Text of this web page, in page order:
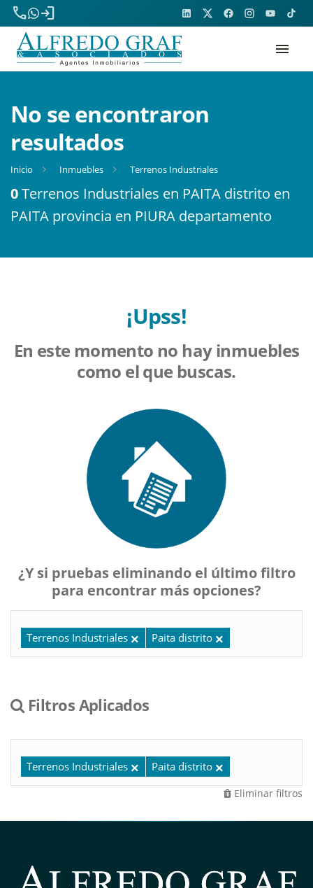
phone
login
menu
No se encontraron
resultados
Inicio Inmuebles Terrenos Industriales
0Terrenos Industriales en PAITA distrito en
PAITA provincia en PIURA departamento
¡Upss!
En este momento no hay inmuebles
como el que buscas.
¿Y si pruebas eliminando el último filtro
para encontrar más opciones?
Terrenos Industriales Paita distrito
Filtros Aplicados
Terrenos Industriales Paita distrito
Eliminar filtros